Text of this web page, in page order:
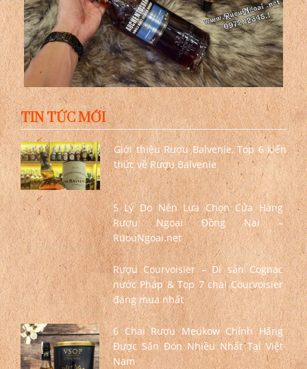
TIN TỨC MỚI
Giới thiệu Rượu Balvenie, Top 6 kiến
thức về Rượu Balvenie
5 Lý Do Nên Lựa Chọn Cửa Hàng
Rượu Ngoại Đồng Nai –
RuouNgoai.net
Rượu Courvoisier – Di sản Cognac
nước Pháp & Top 7 chai Courvoisier
đáng mua nhất
6 Chai Rượu Meukow Chính Hãng
Được Săn Đón Nhiều Nhất Tại Việt
Nam